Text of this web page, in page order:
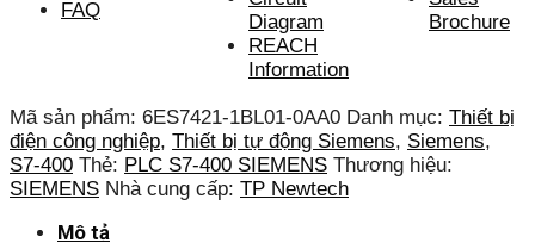
FAQ
Diagram
REACH
Information
Brochure
Mã sản phẩm: 6ES7421-1BL01-0AA0 Danh mục: Thiết bị
điện công nghiệp, Thiết bị tự động Siemens, Siemens,
S7-400 Thẻ: PLC S7-400 SIEMENS Thương hiệu:
SIEMENS Nhà cung cấp: TP Newtech
Mô tả